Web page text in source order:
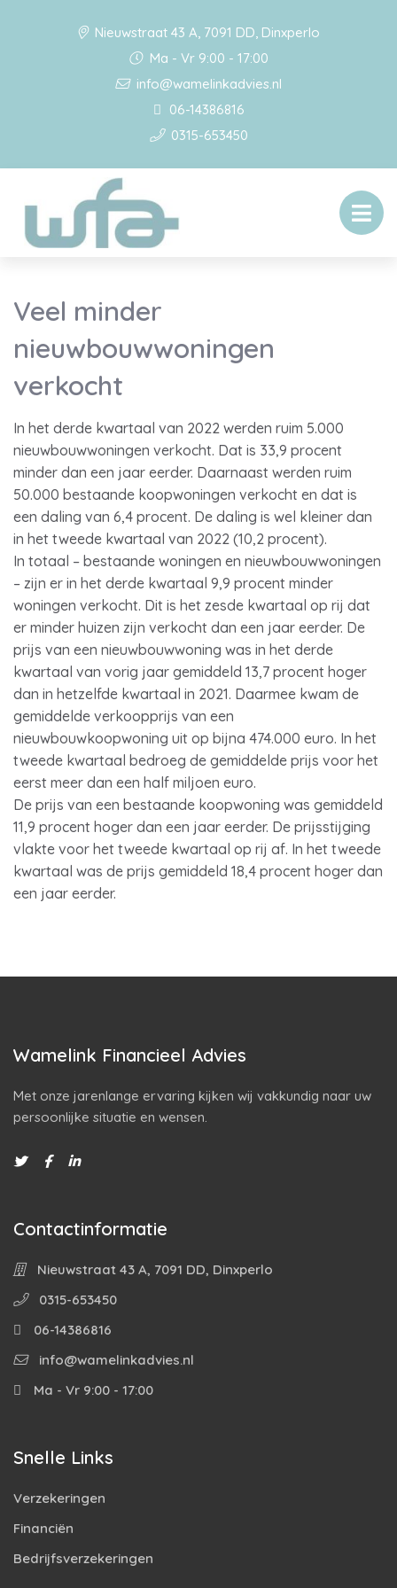
Nieuwstraat 43 A, 7091 DD, Dinxperlo
Ma - Vr 9:00 - 17:00
info@wamelinkadvies.nl
06-14386816
0315-653450
Veel minder
nieuwbouwwoningen
verkocht
In het derde kwartaal van 2022 werden ruim 5.000
nieuwbouwwoningen verkocht. Dat is 33,9 procent
minder dan een jaar eerder. Daarnaast werden ruim
50.000 bestaande koopwoningen verkocht en dat is
een daling van 6,4 procent. De daling is wel kleiner dan
in het tweede kwartaal van 2022 (10,2 procent).
In totaal – bestaande woningen en nieuwbouwwoningen
– zijn er in het derde kwartaal 9,9 procent minder
woningen verkocht. Dit is het zesde kwartaal op rij dat
er minder huizen zijn verkocht dan een jaar eerder. De
prijs van een nieuwbouwwoning was in het derde
kwartaal van vorig jaar gemiddeld 13,7 procent hoger
dan in hetzelfde kwartaal in 2021. Daarmee kwam de
gemiddelde verkoopprijs van een
nieuwbouwkoopwoning uit op bijna 474.000 euro. In het
tweede kwartaal bedroeg de gemiddelde prijs voor het
eerst meer dan een half miljoen euro.
De prijs van een bestaande koopwoning was gemiddeld
11,9 procent hoger dan een jaar eerder. De prijsstijging
vlakte voor het tweede kwartaal op rij af. In het tweede
kwartaal was de prijs gemiddeld 18,4 procent hoger dan
een jaar eerder.
Wamelink Financieel Advies
Met onze jarenlange ervaring kijken wij vakkundig naar uw
persoonlijke situatie en wensen.
Contactinformatie
Nieuwstraat 43 A, 7091 DD, Dinxperlo
0315-653450
06-14386816
info@wamelinkadvies.nl
Ma - Vr 9:00 - 17:00
Snelle Links
Verzekeringen
Financiën
Bedrijfsverzekeringen